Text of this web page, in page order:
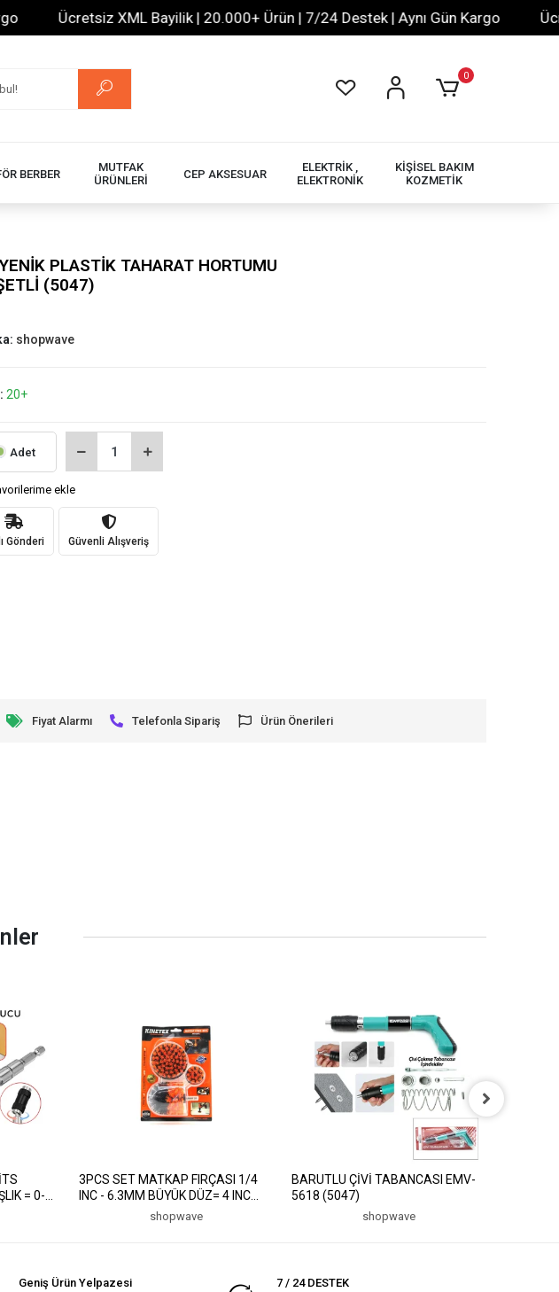
Ücretsiz XML Bayilik | 20.000+ Ürün | 7/24 Destek | Aynı Gün Kargo
0
BERBER
MUTFAK
ÜRÜNLERİ
CEP AKSESUAR
ELEKTRİK ,
ELEKTRONİK
KİŞİSEL BAKIM
KOZMETİK
PLASTİK TAHARAT HORTUMU
(5047)
shopwave
20+
Adet
ekle
Gönderi Güvenli Alışveriş
Fiyat Alarmı Telefonla Sipariş Ürün Önerileri
= 0-
3PCS SET MATKAP FIRÇASI 1/4
INC - 6.3MM BÜYÜK DÜZ= 4 INC
YUVARLAK= 3.5 INC UÇ FIRÇA= 2
INC KTX-3375 (5047)
shopwave
BARUTLU ÇİVİ TABANCASI EMV-
5618 (5047)
shopwave
Geniş Ürün Yelpazesi 7 / 24 DESTEK